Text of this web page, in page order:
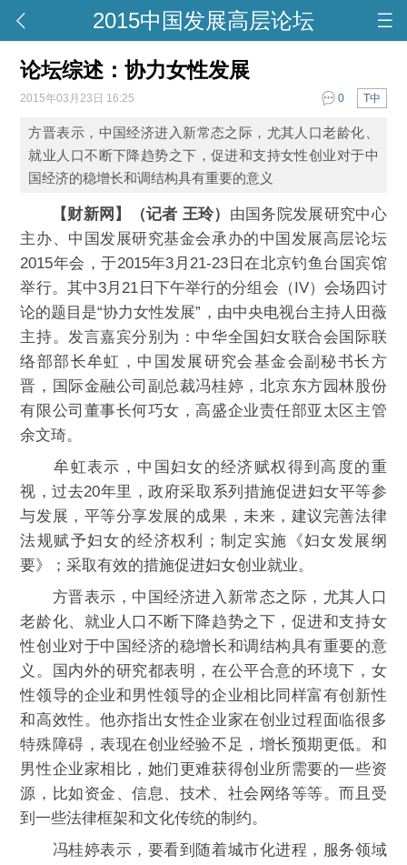
2015中国发展高层论坛
论坛综述：协力女性发展
2015年03月23日 16:25 T中
0
方晋表示，中国经济进入新常态之际，尤其人口老龄化、
就业人口不断下降趋势之下，促进和支持女性创业对于中
国经济的稳增长和调结构具有重要的意义
【财新网】（记者 王玲） 由国务院发展研究中心
主办、中国发展研究基金会承办的中国发展高层论坛
2015年会，于2015年3月21-23日在北京钓鱼台国宾馆
举行。其中3月21日下午举行的分组会（IV）会场四讨
论的题目是“协力女性发展”，由中央电视台主持人田薇
主持。发言嘉宾分别为：中华全国妇女联合会国际联
络部部长牟虹，中国发展研究会基金会副秘书长方
晋，国际金融公司副总裁冯桂婷，北京东方园林股份
有限公司董事长何巧女，高盛企业责任部亚太区主管
余文琦。
牟虹表示，中国妇女的经济赋权得到高度的重
视，过去20年里，政府采取系列措施促进妇女平等参
与发展，平等分享发展的成果，未来，建议完善法律
法规赋予妇女的经济权利；制定实施《妇女发展纲
要》；采取有效的措施促进妇女创业就业。
方晋表示，中国经济进入新常态之际，尤其人口
老龄化、就业人口不断下降趋势之下，促进和支持女
性创业对于中国经济的稳增长和调结构具有重要的意
义。国内外的研究都表明，在公平合意的环境下，女
性领导的企业和男性领导的企业相比同样富有创新性
和高效性。他亦指出女性企业家在创业过程面临很多
特殊障碍，表现在创业经验不足，增长预期更低。和
男性企业家相比，她们更难获得创业所需要的一些资
源，比如资金、信息、技术、社会网络等等。而且受
到一些法律框架和文化传统的制约。
冯桂婷表示，要看到随着城市化进程，服务领域